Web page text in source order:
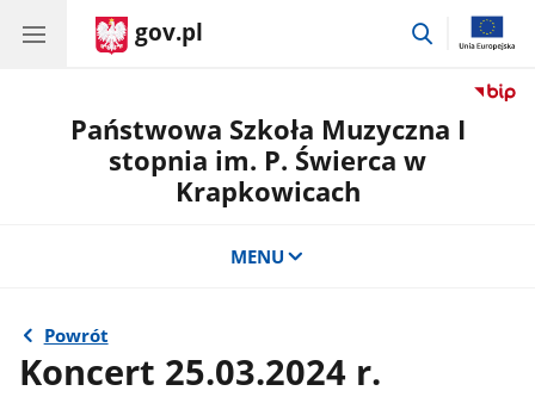
gov.pl
przejdź
Państwowa Szkoła Muzyczna I
stopnia im. P. Świerca w
Krapkowicach
MENU
Powrót
Koncert 25.03.2024 r.